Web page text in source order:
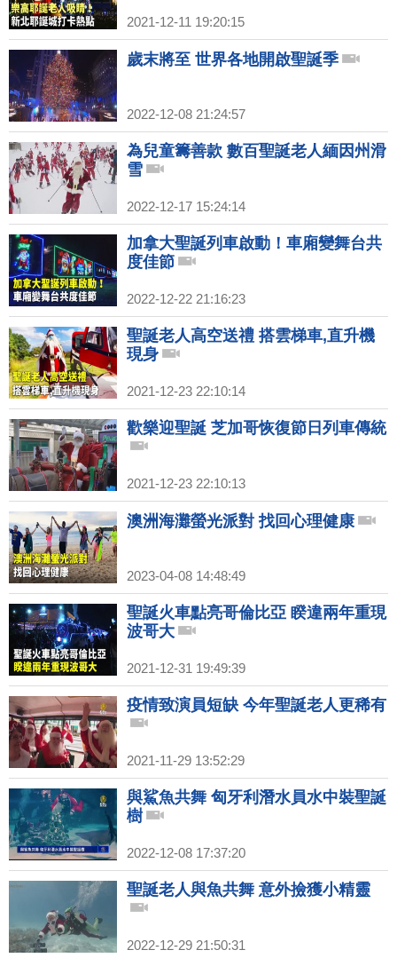
2021-12-11 19:20:15
歲末將至 世界各地開啟聖誕季
2022-12-08 21:24:57
為兒童籌善款 數百聖誕老人緬因州滑
雪
2022-12-17 15:24:14
加拿大聖誕列車啟動！車廂變舞台共
度佳節
2022-12-22 21:16:23
聖誕老人高空送禮 搭雲梯車,直升機
現身
2021-12-23 22:10:14
歡樂迎聖誕 芝加哥恢復節日列車傳統
2021-12-23 22:10:13
澳洲海灘螢光派對 找回心理健康
2023-04-08 14:48:49
聖誕火車點亮哥倫比亞 睽違兩年重現
波哥大
2021-12-31 19:49:39
疫情致演員短缺 今年聖誕老人更稀有
2021-11-29 13:52:29
與鯊魚共舞 匈牙利潛水員水中裝聖誕
樹
2022-12-08 17:37:20
聖誕老人與魚共舞 意外撿獲小精靈
2022-12-29 21:50:31